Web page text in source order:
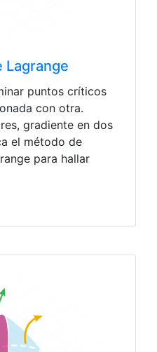
Lagrange
puntos críticos
con otra.
gradiente en dos
el método de
para hallar